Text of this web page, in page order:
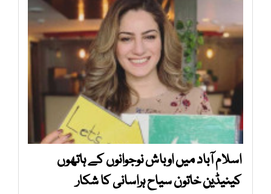
اسلام آباد میں اوباش نوجوانوں کے ہاتھوں
کینیڈین خاتون سیاح ہراسانی کا شکار